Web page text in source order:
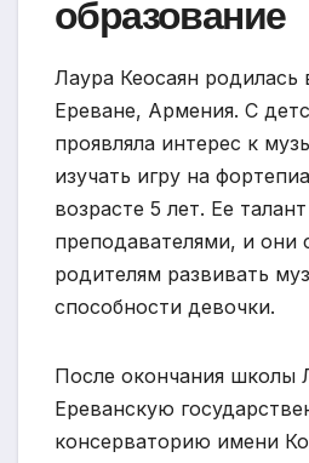
образование
Лаура Кеосаян родилась
Ереване, Армения. С
проявляла интерес к
изучать игру на
возрасте 5 лет. Ее
преподавателями, и они
родителям развивать
способности девочки.
После окончания школы
Ереванскую
консерваторию имени